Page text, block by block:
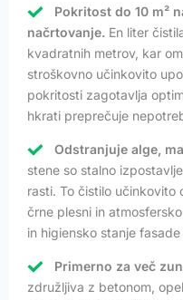
Pokritost do 10 m²
načrtovanje. En liter
kvadratnih metrov, kar
stroškovno učinkovito
pokritosti zagotavlja
hkrati preprečuje
Odstranjuje alge,
stene so stalno
rasti. To čistilo učinkovito
črne plesni in
in higiensko stanje
Primerno za več
združljiva z betonom,